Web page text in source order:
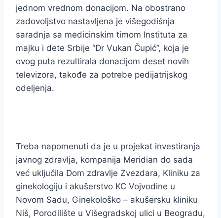
jednom vrednom donacijom. Na obostrano
zadovoljstvo nastavljena je višegodišnja
saradnja sa medicinskim timom Instituta za
majku i dete Srbije “Dr Vukan Čupić”, koja je
ovog puta rezultirala donacijom deset novih
televizora, takođe za potrebe pedijatrijskog
odeljenja.
Treba napomenuti da je u projekat investiranja
javnog zdravlja, kompanija Meridian do sada
već uključila Dom zdravlje Zvezdara, Kliniku za
ginekologiju i akušerstvo KC Vojvodine u
Novom Sadu, Ginekološko – akušersku kliniku
Niš, Porodilište u Višegradskoj ulici u Beogradu,